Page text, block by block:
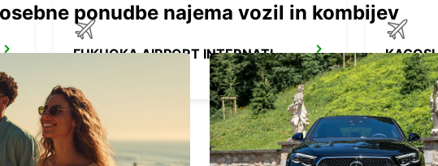
FUKUOKA AIRPORT INTERNATIONAL TERMINAL
ponudbe najema vozil in kombijev